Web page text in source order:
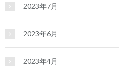
2023年7月
2023年6月
2023年4月